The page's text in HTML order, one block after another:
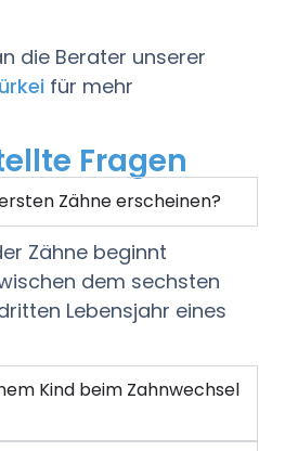
die Berater unserer
für mehr
Fragen
Zähne erscheinen?
Zähne beginnt
dem sechsten
Lebensjahr eines
Kind beim Zahnwechsel